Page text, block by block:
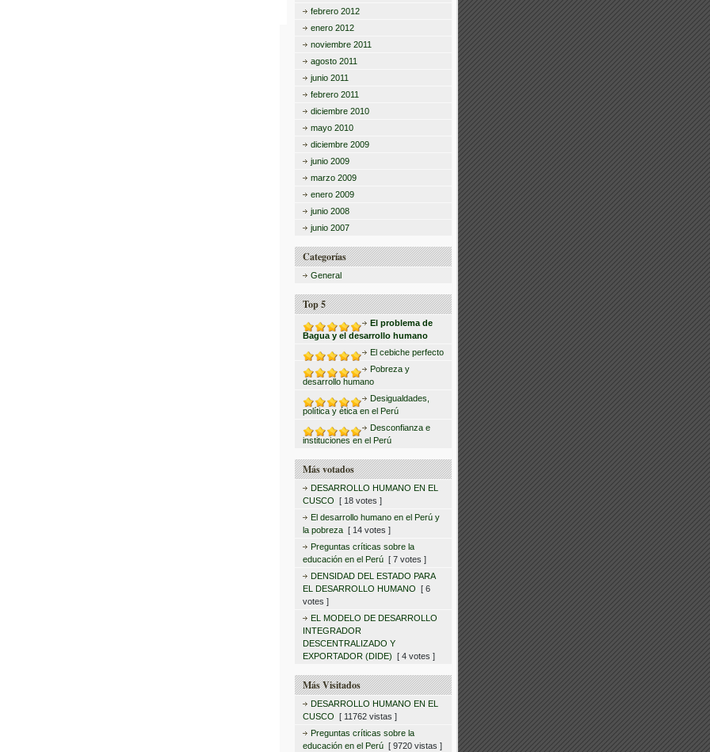
febrero 2012
enero 2012
noviembre 2011
agosto 2011
junio 2011
febrero 2011
diciembre 2010
mayo 2010
diciembre 2009
junio 2009
marzo 2009
enero 2009
junio 2008
junio 2007
Categorías
General
Top 5
El problema de
Bagua y el desarrollo humano
El cebiche perfecto
Pobreza y
desarrollo humano
Desigualdades,
política y ética en el Perú
Desconfianza e
instituciones en el Perú
Más votados
DESARROLLO HUMANO EN EL
CUSCO [ 18 votes ]
El desarrollo humano en el Perú y
la pobreza [ 14 votes ]
Preguntas críticas sobre la
educación en el Perú [ 7 votes ]
DENSIDAD DEL ESTADO PARA
EL DESARROLLO HUMANO [ 6
votes ]
EL MODELO DE DESARROLLO
INTEGRADOR
DESCENTRALIZADO Y
EXPORTADOR (DIDE) [ 4 votes ]
Más Visitados
DESARROLLO HUMANO EN EL
CUSCO [ 11762 vistas ]
Preguntas críticas sobre la
educación en el Perú [ 9720 vistas ]